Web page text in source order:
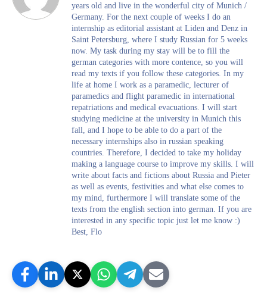
years old and live in the wonderful city of Munich /
Germany. For the next couple of weeks I do an
internship as editorial assistant at Liden and Denz in
Saint Petersburg, where I study Russian for 5 weeks
now. My task during my stay will be to fill the
german categories with more contence, so you will
read my texts if you follow these categories. In my
life at home I work as a paramedic, lecturer of
paramedics and flight paramedic in international
repatriations and medical evacuations. I will start
studying medicine at the university in Munich this
fall, and I hope to be able to do a part of the
necessary internships also in russian speaking
countries. Therefore, I decided to take my holiday
making a language course to improve my skills. I will
write about facts and fictions about Russia and Pieter
as well as events, festivities and what else comes to
my mind, furthermore I will translate some of the
texts from the english section into german. If you are
interested in any specific topic just let me know :)
Best, Flo